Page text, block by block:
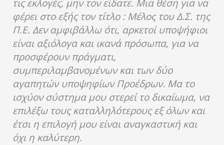
τις εκλογές, μην τον είδατε. Μια θέση για να
φέρει στο εξής τον τίτλο : Μέλος του Δ.Σ. της
Π.Ε. Δεν αμφιβάλλω ότι, αρκετοί υποψήφιοι
είναι αξιόλογα και ικανά πρόσωπα, για να
προσφέρουν πράγματι,
συμπεριλαμβανομένων και των δύο
αγαπητών υποψηφίων Προέδρων. Μα το
ισχύον σύστημα μου στερεί το δικαίωμα, να
επιλέξω τους καταλληλότερους εξ όλων και
έτσι η επιλογή μου είναι αναγκαστική και
όχι η καλύτερη.